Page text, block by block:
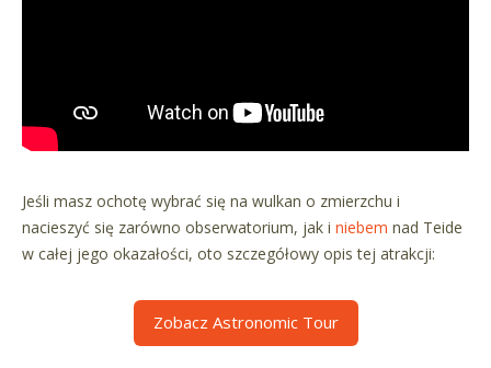
Jeśli masz ochotę wybrać się na wulkan o zmierzchu i
nacieszyć się zarówno obserwatorium, jak i niebem nad Teide
w całej jego okazałości, oto szczegółowy opis tej atrakcji:
Zobacz Astronomic Tour